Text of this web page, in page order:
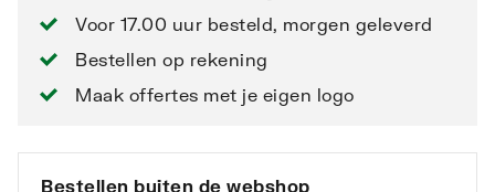
Voor 17.00 uur besteld, morgen geleverd
Bestellen op rekening
Maak offertes met je eigen logo
Bestellen buiten de webshop